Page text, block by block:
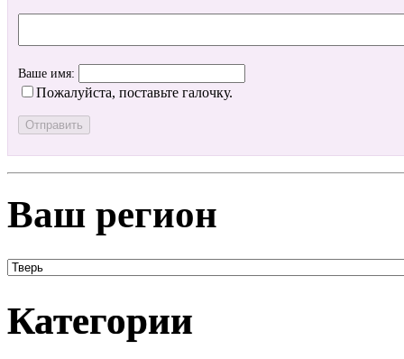
Ваше имя:
Пожалуйста, поставьте галочку.
Ваш регион
Категории